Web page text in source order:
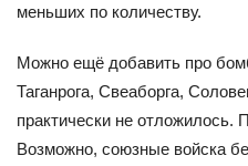
меньших по количеству.
Можно ещё добавить про
Таганрога, Свеаборга,
практически не отложилось.
Возможно, союзные войска